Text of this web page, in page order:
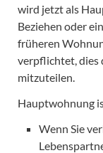
wird jetzt als
Beziehen oder
früheren
verpflichtet, dies
mitzuteilen.
Hauptwohnung
Wenn Sie